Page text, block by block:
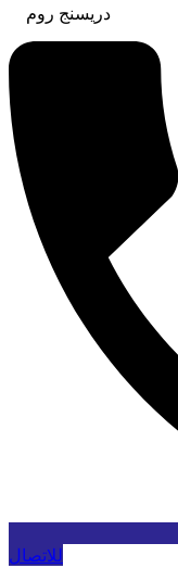
دريسنج روم
للاتصال